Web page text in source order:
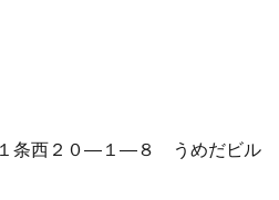
１条西２０―１―８ うめだビル